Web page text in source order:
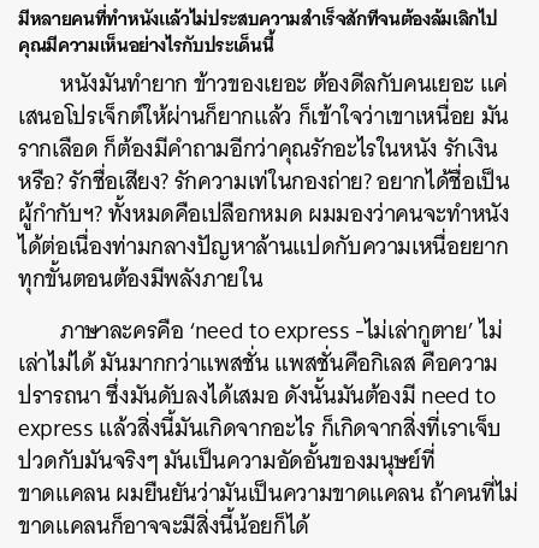
มีหลายคนที่ทำหนังแล้วไม่ประสบความสำเร็จสักทีจนต้องล้มเลิกไป
คุณมีความเห็นอย่างไรกับประเด็นนี้
หนังมันทำยาก ข้าวของเยอะ ต้องดีลกับคนเยอะ แค่
เสนอโปรเจ็กต์ให้ผ่านก็ยากแล้ว ก็เข้าใจว่าเขาเหนื่อย มัน
รากเลือด ก็ต้องมีคำถามอีกว่าคุณรักอะไรในหนัง รักเงิน
หรือ? รักชื่อเสียง? รักความเท่ในกองถ่าย? อยากได้ชื่อเป็น
ผู้กำกับฯ? ทั้งหมดคือเปลือกหมด ผมมองว่าคนจะทำหนัง
ได้ต่อเนื่องท่ามกลางปัญหาล้านแปดกับความเหนื่อยยาก
ทุกขั้นตอนต้องมีพลังภายใน
ภาษาละครคือ ‘need to express -ไม่เล่ากูตาย’ ไม่
เล่าไม่ได้ มันมากกว่าแพสชั่น แพสชั่นคือกิเลส คือความ
ปรารถนา ซึ่งมันดับลงได้เสมอ ดังนั้นมันต้องมี need to
express แล้วสิ่งนี้มันเกิดจากอะไร ก็เกิดจากสิ่งที่เราเจ็บ
ปวดกับมันจริงๆ มันเป็นความอัดอั้นของมนุษย์ที่
ขาดแคลน ผมยืนยันว่ามันเป็นความขาดแคลน ถ้าคนที่ไม่
ขาดแคลนก็อาจจะมีสิ่งนี้น้อยก็ได้